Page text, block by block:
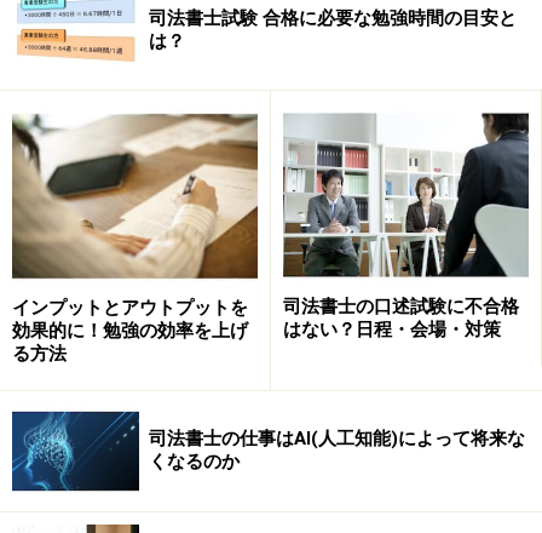
所を探します。法律問題は専門家と依頼者が直接会って
解決策を考えるのが通常ですし、お客様のほうも司法書
士がどのような人間であるかを実際に会って確認したい
と考えます。そのため、司法書士をネットで探すときは
「司法書士 地域名」（地域名は自宅のある地域）で検索
するのが通常です。そこで、ホームページを作ったら、
「司法書士 地域名」（ex. 「司法書士 新宿区」「司法書
士 横浜市」）などの検索ワードで上位3位以内を目標に
していただきたいです。
検索上位3位以内に入れる？
検索で上位に表示されるようにする対策をSEO（Search
Engine Optimization）といいます。Googleなどは、会社
司法書士試験 合格に必要な勉強時間の目安と
は？
インプットとアウトプットを
効果的に！勉強の効率を上げ
る方法
司法書士の口述試験に不合格
はない？日程・会場・対策
司法書士の仕事はAI(人工知能)によって将来な
くなるのか